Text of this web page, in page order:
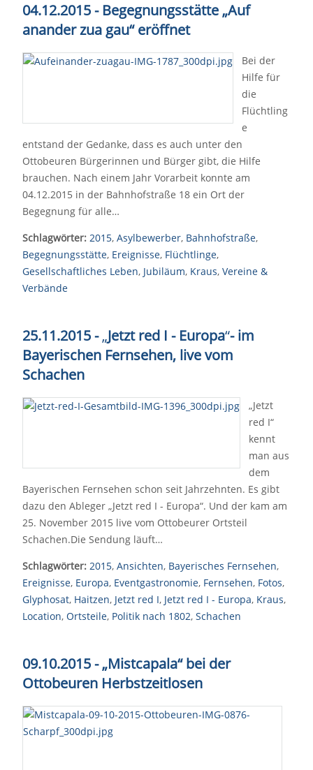
04.12.2015 - Begegnungsstätte „Auf
anander zua gau“ eröffnet
Bei der
Hilfe für
die
Flüchtling
e
entstand der Gedanke, dass es auch unter den
Ottobeuren Bürgerinnen und Bürger gibt, die Hilfe
brauchen. Nach einem Jahr Vorarbeit konnte am
04.12.2015 in der Bahnhofstraße 18 ein Ort der
Begegnung für alle…
Schlagwörter: 2015, Asylbewerber, Bahnhofstraße,
Begegnungsstätte, Ereignisse, Flüchtlinge,
Gesellschaftliches Leben, Jubiläum, Kraus, Vereine &
Verbände
25.11.2015 -„Jetzt red I - Europa“- im
Bayerischen Fernsehen, live vom
Schachen
„Jetzt
red I“
kennt
man aus
dem
Bayerischen Fernsehen schon seit Jahrzehnten. Es gibt
dazu den Ableger „Jetzt red I - Europa“. Und der kam am
25. November 2015 live vom Ottobeurer Ortsteil
Schachen.Die Sendung läuft…
Schlagwörter: 2015, Ansichten, Bayerisches Fernsehen,
Ereignisse, Europa, Eventgastronomie, Fernsehen, Fotos,
Glyphosat, Haitzen, Jetzt red I, Jetzt red I - Europa, Kraus,
Location, Ortsteile, Politik nach 1802, Schachen
09.10.2015 - „Mistcapala“ bei der
Ottobeuren Herbstzeitlosen